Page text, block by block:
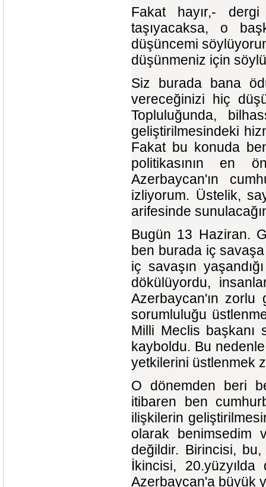
Fakat hayır,-
taşıyacaksa, o
düşüncemi
düşünmeniz için
Siz burada bana
vereceğinizi hiç
Topluluğunda,
geliştirilmesindeki
Fakat bu konuda
politikasının en
Azerbaycan'ın
izliyorum. Üstelik,
arifesinde
Bugün 13 Haziran.
ben burada iç
iç savaşın
dökülüyordu,
Azerbaycan'ın zorlu
sorumluluğu
Milli Meclis başkanı
kayboldu. Bu
yetkilerini üstlenmek
O dönemden beri
itibaren ben
ilişkilerin
olarak benimsedim
değildir. Birincisi,
İkincisi,
Azerbaycan'a büyük